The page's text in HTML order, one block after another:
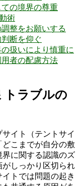
の境界の尊重
術
整をお願いする
断を仰ぐ
扱いにより慎重に
者の配慮方法
トラブルの
イト（テントサイ
どこまでが自分の敷
に関する認識のズ
しっかり区切られ
トでは問題の起き